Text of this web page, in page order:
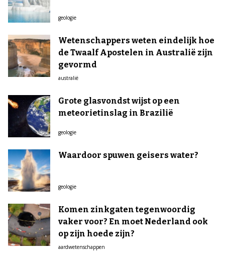
geologie
Wetenschappers weten eindelijk hoe
de Twaalf Apostelen in Australië zijn
gevormd
australië
Grote glasvondst wijst op een
meteorietinslag in Brazilië
geologie
Waardoor spuwen geisers water?
geologie
Komen zinkgaten tegenwoordig
vaker voor? En moet Nederland ook
op zijn hoede zijn?
aardwetenschappen